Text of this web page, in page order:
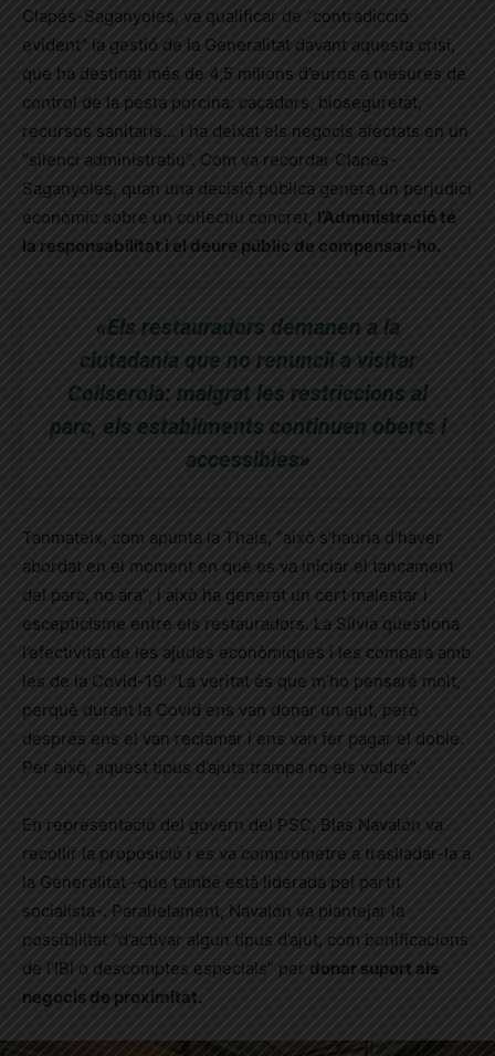
Clapés-Saganyoles, va qualificar de “contradicció
evident” la gestió de la Generalitat davant aquesta crisi,
que ha destinat més de 4,5 milions d’euros a mesures de
control de la pesta porcina: caçadors, bioseguretat,
recursos sanitaris… i ha deixat els negocis afectats en un
“silenci administratiu”. Com va recordar Clapés-
Saganyoles, quan una decisió pública genera un perjudici
econòmic sobre un col·lectiu concret, l’Administració té
la responsabilitat i el deure públic de compensar-ho.
«Els restauradors demanen a la
ciutadania que no renunciï a visitar
Collserola: malgrat les restriccions al
parc, els establiments continuen oberts i
accessibles»
Tanmateix, com apunta la Thais, “això s’hauria d’haver
abordat en el moment en què es va iniciar el tancament
del parc, no ara”, i això ha generat un cert malestar i
escepticisme entre els restauradors. La Sílvia qüestiona
l’efectivitat de les ajudes econòmiques i les compara amb
les de la Covid-19: “La veritat és que m’ho pensaré molt,
perquè durant la Covid ens van donar un ajut, però
després ens el van reclamar i ens van fer pagar el doble.
Per això, aquest tipus d’ajuts trampa no els voldré”.
En representació del govern del PSC, Blas Navalón va
recollir la proposició i es va comprometre a traslladar-la a
la Generalitat -que també està liderada pel partit
socialista-. Paral·lelament, Navalón va plantejar la
possibilitat “d’activar algun tipus d’ajut, com bonificacions
de l’IBI o descomptes especials” per donar suport als
negocis de proximitat.